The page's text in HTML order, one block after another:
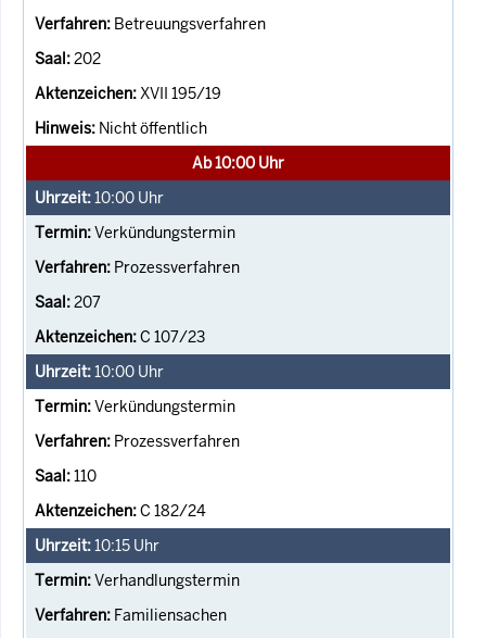
Betreuungsverfahren
202
XVII 195/19
Nicht öffentlich
Ab 10:00 Uhr
10:00 Uhr
Verkündungstermin
Prozessverfahren
207
C 107/23
10:00 Uhr
Verkündungstermin
Prozessverfahren
110
C 182/24
10:15 Uhr
Verhandlungstermin
Familiensachen